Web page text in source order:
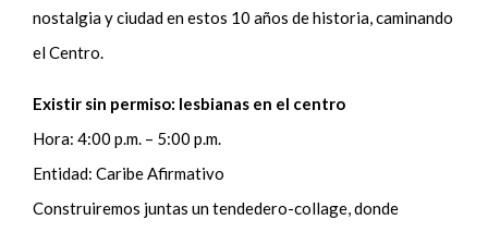
nostalgia y ciudad en estos 10 años de historia, caminando
el Centro.
Existir sin permiso: lesbianas en el centro
Hora: 4:00 p.m. – 5:00 p.m.
Entidad: Caribe Afirmativo
Construiremos juntas un tendedero-collage, donde